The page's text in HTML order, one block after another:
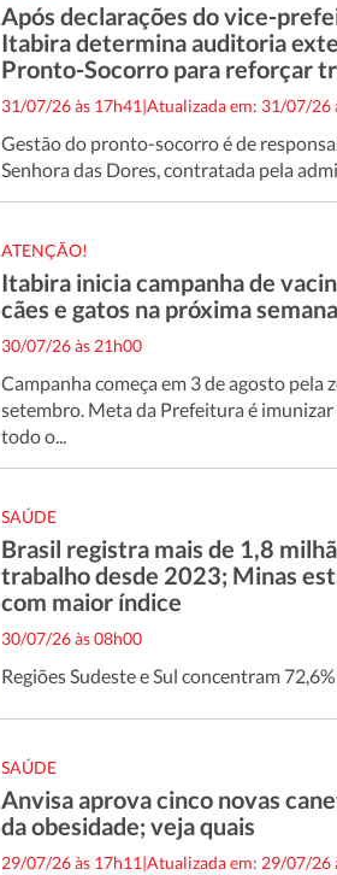
Após declarações do vice-
Itabira determina auditoria
Pronto-Socorro para reforçar
31/07/26 às 17h41|Atualizada em: 31/07/26
Gestão do pronto-socorro é de
Senhora das Dores, contratada pela
ATENÇÃO!
Itabira inicia campanha de
cães e gatos na próxima
30/07/26 às 21h00
Campanha começa em 3 de agosto pela
setembro. Meta da Prefeitura é imunizar
todo o...
SAÚDE
Brasil registra mais de 1,8
trabalho desde 2023; Minas
com maior índice
30/07/26 às 08h00
Regiões Sudeste e Sul concentram
SAÚDE
Anvisa aprova cinco novas
da obesidade; veja quais
29/07/26 às 17h11|Atualizada em: 29/07/26